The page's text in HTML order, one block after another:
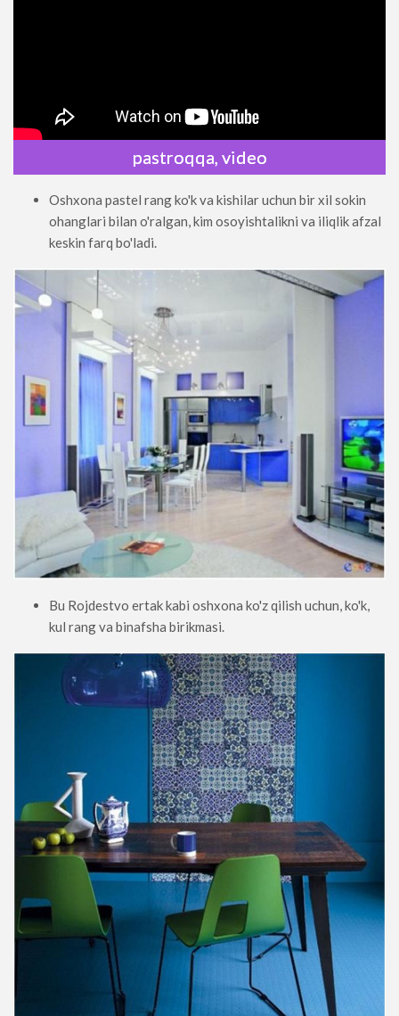
pastroqqa, video
Oshxona pastel rang ko'k va kishilar uchun bir xil sokin
ohanglari bilan o'ralgan, kim osoyishtalikni va iliqlik afzal
keskin farq bo'ladi.
Bu Rojdestvo ertak kabi oshxona ko'z qilish uchun, ko'k,
kul rang va binafsha birikmasi.